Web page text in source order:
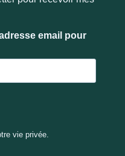
email pour
vie privée.